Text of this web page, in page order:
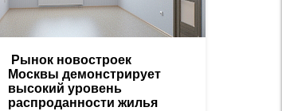
Рынок новостроек
Москвы демонстрирует
высокий уровень
распроданности жилья